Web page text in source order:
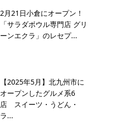
2月21日小倉にオープン！
「サラダボウル専門店 グリ
ーンエクラ」のレセプ...
【2025年5月】北九州市に
オープンしたグルメ系6
店 スイーツ・うどん・
ラ...